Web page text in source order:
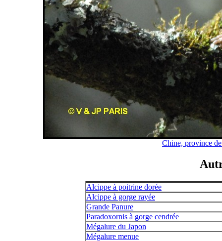
Chine, province
Alcippe à poitrine dorée
Alcippe à gorge rayée
Grande Panure
Paradoxornis à gorge cendrée
Mégalure du Japon
Mégalure menue